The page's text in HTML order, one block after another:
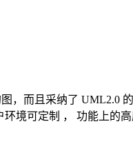
，而且采纳了 UML2.0
境可定制 ， 功能上的